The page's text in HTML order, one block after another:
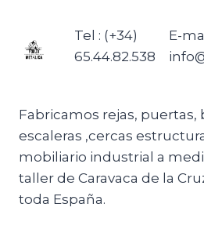
Tel : (+34)
65.44.82.538
E-
Fabricamos rejas, puertas,
escaleras ,cercas
mobiliario industrial a
taller de Caravaca de la
toda España.